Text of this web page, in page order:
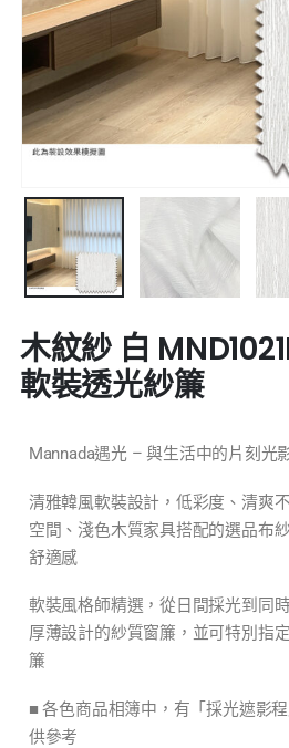
木紋紗 白
軟裝透光紗簾
Mannada遇光 – 與生活中的片刻光
清雅韓風軟裝設計，低彩度、清爽
空間、淺色木質家具搭配的選品布
舒適感
軟裝風格師精選，從日間採光到同
厚薄設計的紗質窗簾，並可特別指
簾
■ 各色商品相簿中，有「採光遮影
供參考